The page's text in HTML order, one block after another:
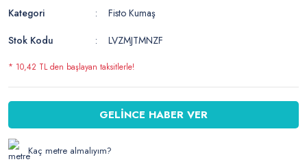
Kategori
Fisto Kumaş
Stok Kodu
LVZMJTMNZF
* 10,42 TL den başlayan taksitlerle!
GELİNCE HABER VER
Kaç metre almalıyım?